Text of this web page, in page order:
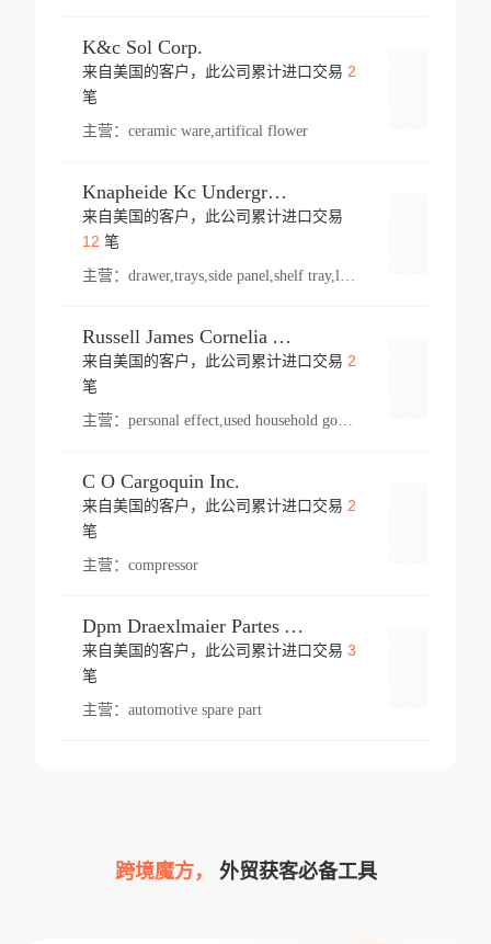
K&c Sol Corp.
来自美国的客户，此公司累计进口交易 2
笔
主营： ceramic ware,artifical flower
Knapheide Kc Underground
来自美国的客户，此公司累计进口交易
12 笔
主营：
Russell James Cornelia Arlington Va
来自美国的客户，此公司累计进口交易 2
笔
主营： personal effect,used household goods
C O Cargoquin Inc.
来自美国的客户，此公司累计进口交易 2
笔
主营： compressor
Dpm Draexlmaier Partes Automotrices Corr Ind Huejotzingo
来自美国的客户，此公司累计进口交易 3
笔
主营： automotive spare part
跨境魔方， 外贸获客必备工具